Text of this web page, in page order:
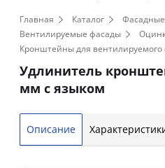
Главная Каталог
Вентилируемые фасады
Кронштейны для вентилируемого
Удлинитель
мм с языком
Описание